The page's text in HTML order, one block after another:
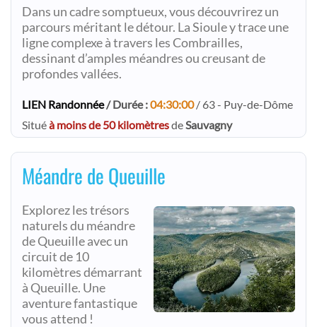
Dans un cadre somptueux, vous découvrirez un
parcours méritant le détour. La Sioule y trace une
ligne complexe à travers les Combrailles,
dessinant d’amples méandres ou creusant de
profondes vallées.
LIEN Randonnée/ Durée :04:30:00/ 63 - Puy-de-Dôme
Situéà moins de 50 kilomètresdeSauvagny
Méandre de Queuille
Explorez les trésors
naturels du méandre
de Queuille avec un
circuit de 10
kilomètres démarrant
à Queuille. Une
aventure fantastique
vous attend !